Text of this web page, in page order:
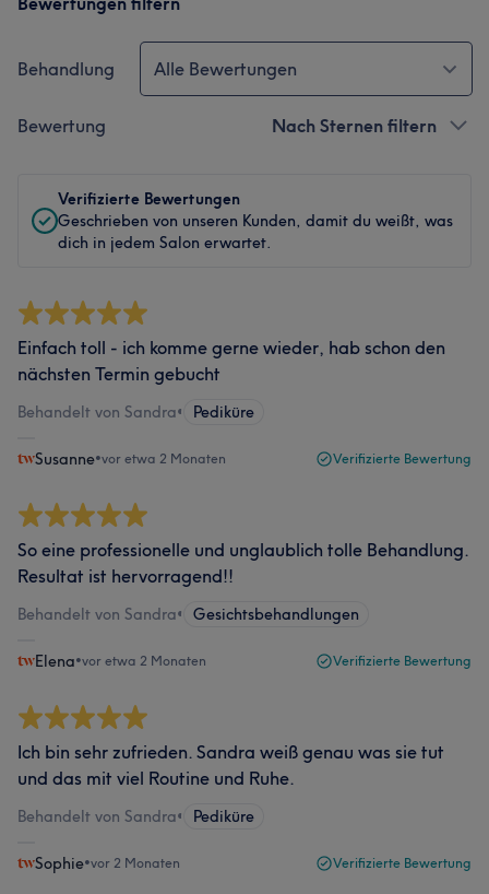
Behandlung Alle Bewertungen
Bewertung Nach Sternen filtern
Verifizierte Bewertungen
Geschrieben von unseren Kunden, damit du weißt, was
dich in jedem Salon erwartet.
Einfach toll - ich komme gerne wieder, hab schon den
nächsten Termin gebucht
Behandelt von Sandra• Pediküre
Susanne•vor etwa 2 Monaten Verifizierte Bewertung
So eine professionelle und unglaublich tolle Behandlung.
Resultat ist hervorragend!!
Behandelt von Sandra• Gesichtsbehandlungen
Elena•vor etwa 2 Monaten Verifizierte Bewertung
Ich bin sehr zufrieden. Sandra weiß genau was sie tut
und das mit viel Routine und Ruhe.
Behandelt von Sandra• Pediküre
Sophie•vor 2 Monaten Verifizierte Bewertung